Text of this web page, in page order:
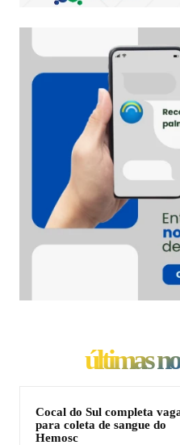
últimas
Cocal do Sul completa
para coleta de sangue do
Hemosc